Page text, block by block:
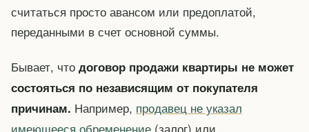
считаться просто авансом или предоплатой,
переданными в счет основной суммы.
Бывает, что договор продажи квартиры не может
состояться по независящим от покупателя
причинам. Например, продавец не указал
имеющееся обременение (залог) или